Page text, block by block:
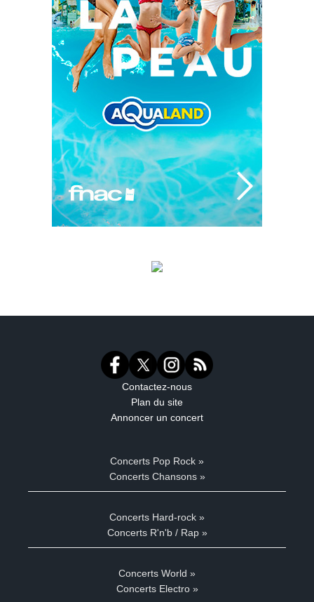
Contactez-nous
Plan du site
Annoncer un concert
Concerts Pop Rock »
Concerts Chansons »
Concerts Hard-rock »
Concerts R'n'b / Rap »
Concerts World »
Concerts Electro »